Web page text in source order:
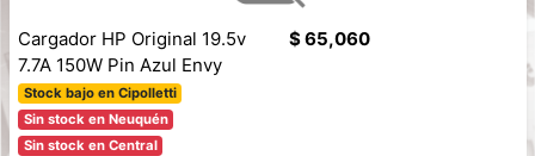
Cargador HP Original 19.5v
7.7A 150W Pin Azul Envy
Stock bajo en Cipolletti
Sin stock en Neuquén
Sin stock en Central
$ 65,060